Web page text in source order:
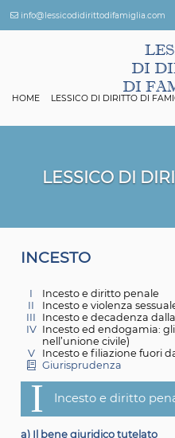
DI
LESSICO
INCESTO
Incesto e diritto
II
Incesto e violenza
III Incesto e
IV
nell’unione civile)
V Incesto e filiazione
Giurisprudenza